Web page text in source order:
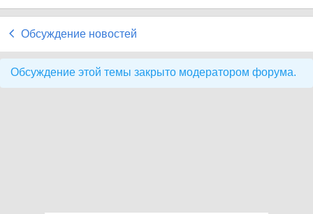
Обсуждение новостей
Обсуждение этой темы закрыто модератором форума.